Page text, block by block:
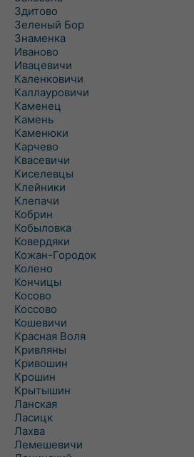
Здитово
Зеленый Бор
Знаменка
Иваново
Ивацевичи
Каленковичи
Каллауровичи
Каменец
Камень
Каменюки
Карчево
Квасевичи
Киселевцы
Клейники
Клепачи
Кобрин
Кобыловка
Ковердяки
Кожан-Городок
Колено
Кончицы
Косово
Коссово
Кошевичи
Красная Воля
Кривляны
Кривошин
Крошин
Крытышин
Ланская
Ласицк
Лахва
Лемешевичи